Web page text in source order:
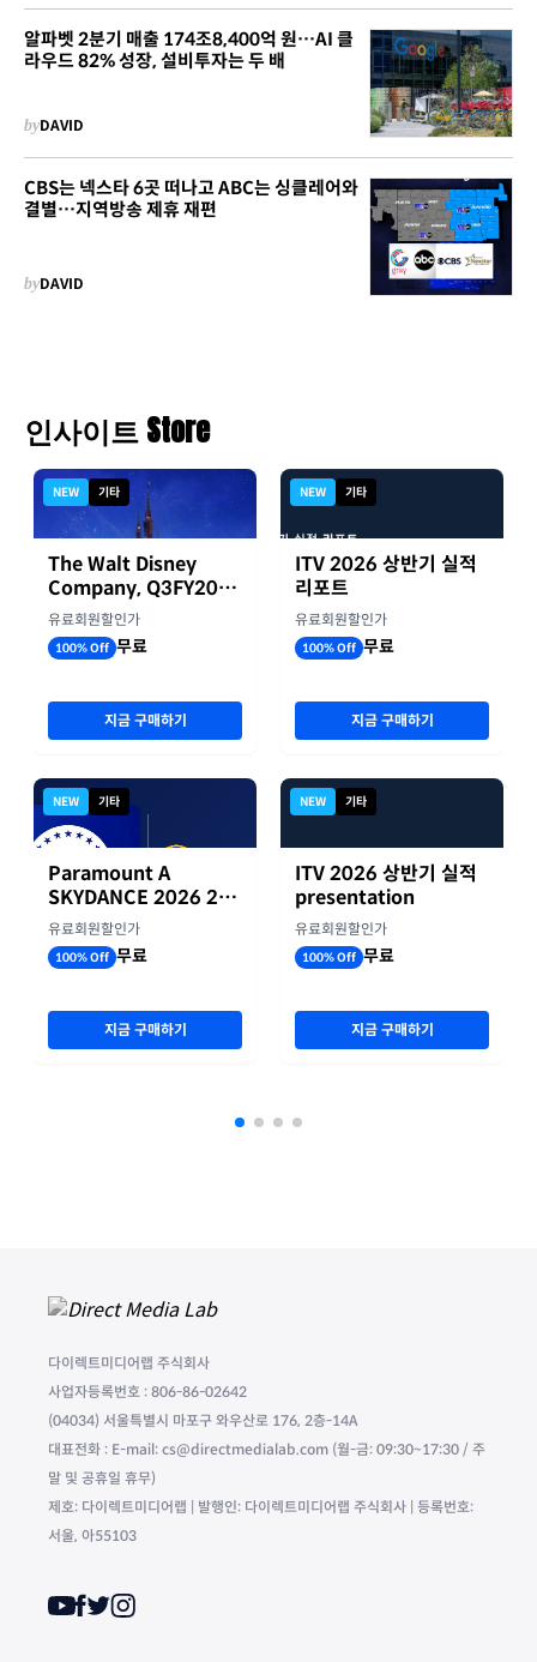
알파벳 2분기 매출 174조8,400억 원…AI 클
라우드 82% 성장, 설비투자는 두 배
byDAVID
CBS는 넥스타 6곳 떠나고 ABC는 싱클레어와
결별…지역방송 제휴 재편
byDAVID
인사이트 Store
NEW 기타
The Walt Disney
Company, Q3FY2026
실적자료
유료회원할인가
100% Off 무료
지금 구매하기
NEW 기타
Paramount A
SKYDANCE 2026 2분
기 실적
유료회원할인가
100% Off 무료
지금 구매하기
NEW 기타
ITV 2026 상반기 실적
리포트
유료회원할인가
100% Off 무료
지금 구매하기
NEW 기타
ITV 2026 상반기 실적
presentation
유료회원할인가
100% Off 무료
지금 구매하기
다이렉트미디어랩 주식회사
사업자등록번호 : 806-86-02642
(04034) 서울특별시 마포구 와우산로 176, 2층-14A
대표전화 : E-mail: cs@directmedialab.com (월-금: 09:30~17:30 / 주
말 및 공휴일 휴무)
제호: 다이렉트미디어랩 | 발행인: 다이렉트미디어랩 주식회사 | 등록번호:
서울, 아55103